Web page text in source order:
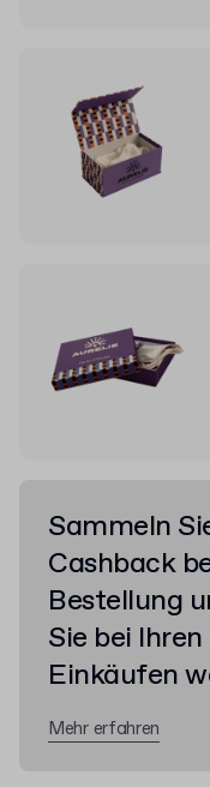
Sammeln
Cashback
Bestellung
Sie bei
Einkäufen
Mehr erfahren